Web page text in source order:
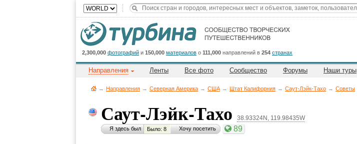
2,300,000 фотографий и 150,000 материалов о 111,000 направлений в 254 странах
Направления Ленты Все фото Сообщество Форумы Наши туры
→ Направления → Северная Америка → CША → Штат Калифорния → Саут-Лэйк-Тахо → Советы
Саут-Лэйк-Тахо 38.93324N, 119.98435W
Я здесь был Было: 8 Хочу посетить 89